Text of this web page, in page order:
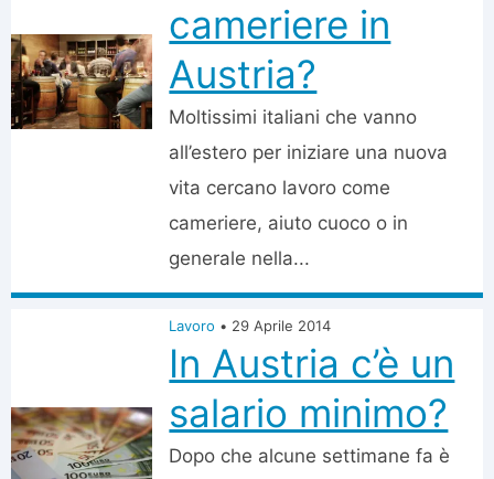
cameriere in
Austria?
Moltissimi italiani che vanno
all’estero per iniziare una nuova
vita cercano lavoro come
cameriere, aiuto cuoco o in
generale nella...
Lavoro • 29 Aprile 2014
In Austria c’è un
salario minimo?
Dopo che alcune settimane fa è